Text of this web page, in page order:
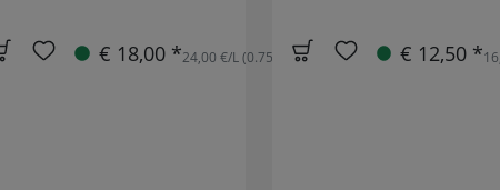
€ 18,00 *24,00 €/L (0.75L) € 12,50 *